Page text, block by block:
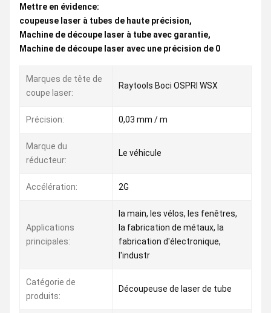
Mettre en évidence:
coupeuse laser à tubes de haute précision,
Machine de découpe laser à tube avec garantie,
Machine de découpe laser avec une précision de 0
Marques de tête de
coupe laser:
Raytools Boci OSPRI WSX
Précision: 0,03 mm / m
Marque du
réducteur:
Le véhicule
Accélération: 2G
Applications
principales:
la main, les vélos, les fenêtres,
la fabrication de métaux, la
fabrication d'électronique,
l'industr
Catégorie de
produits:
Découpeuse de laser de tube